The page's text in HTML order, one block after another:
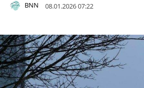
BNN 08.01.2026 07:22